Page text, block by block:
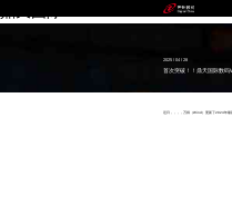
2025 / 04 / 28
首次突破！！鼎天国际数码
近日，，，，万得（Wind）更新了2024年最新